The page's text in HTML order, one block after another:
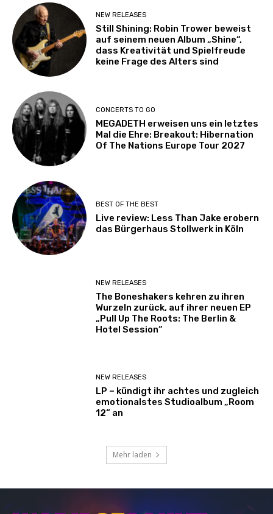
NEW RELEASES
Still Shining: Robin Trower beweist
auf seinem neuen Album „Shine“,
dass Kreativität und Spielfreude
keine Frage des Alters sind
CONCERTS TO GO
MEGADETH erweisen uns ein letztes
Mal die Ehre: Breakout: Hibernation
Of The Nations Europe Tour 2027
BEST OF THE BEST
Live review: Less Than Jake erobern
das Bürgerhaus Stollwerk in Köln
NEW RELEASES
The Boneshakers kehren zu ihren
Wurzeln zurück, auf ihrer neuen EP
„Pull Up The Roots: The Berlin &
Hotel Session“
NEW RELEASES
LP – kündigt ihr achtes und zugleich
emotionalstes Studioalbum „Room
12“ an
Mehr laden